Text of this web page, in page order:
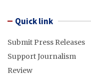
Quick link
Submit Press Releases
Support Journalism
Review